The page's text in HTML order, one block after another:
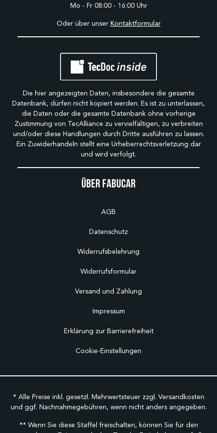
Über Fabucar
AGB
Datenschutz
Widerrufsbelehrung
Widerrufsformular
Versand und Zahlung
Impressum
Erklärung zur Barrierefreiheit
Cookie-Einstellungen
Mo - Fr 08:00 - 16:00 Uhr
Oder über unser Kontaktformular
Die hier angezeigten Daten, insbesondere die gesamte
Datenbank, dürfen nicht kopiert werden. Es ist zu unterlassen,
die Daten oder die gesamte Datenbank ohne vorherige
Zustimmung von TecAlliance zu vervielfältigen, zu verbreiten
und/oder diese Handlungen durch Dritte ausführen zu lassen.
Ein Zuwiderhandeln stellt eine Urheberrechtsverletzung dar
und wird verfolgt.
* Alle Preise inkl. gesetzl. Mehrwertsteuer zzgl. Versandkosten
und ggf. Nachnahmegebühren, wenn nicht anders angegeben.
** Wenn Sie diese Staffel freischalten, können Sie für den